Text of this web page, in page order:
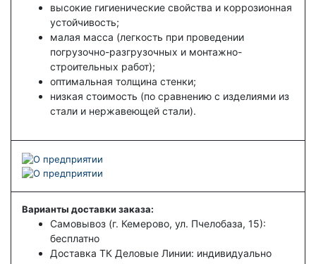
высокие гигиенические свойства и коррозионная
устойчивость;
малая масса (легкость при проведении
погрузочно-разгрузочных и монтажно-
строительных работ);
оптимальная толщина стенки;
низкая стоимость (по сравнению с изделиями из
стали и нержавеющей стали).
Варианты доставки заказа:
Самовывоз (г. Кемерово, ул. Пчелобаза, 15):
бесплатно
Доставка ТК Деловые Линии: индивидуально